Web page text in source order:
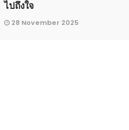
ไปถึงใจ
28 November 2025